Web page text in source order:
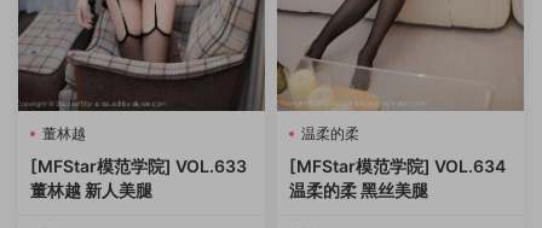
董林越
[MFStar模范学院] VOL.633
董林越 新人美腿
温柔的柔
[MFStar模范学院] VOL.634
温柔的柔 黑丝美腿